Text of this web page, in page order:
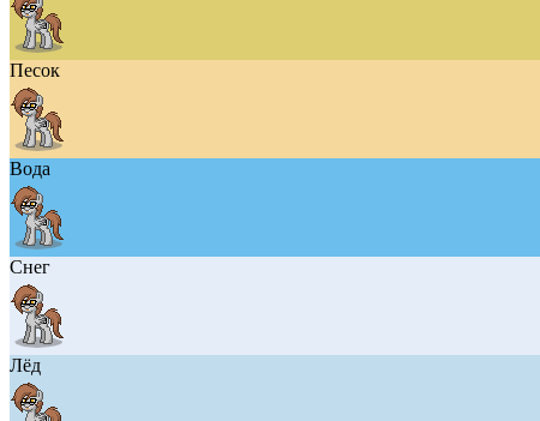
Песок
Вода
Снег
Лёд